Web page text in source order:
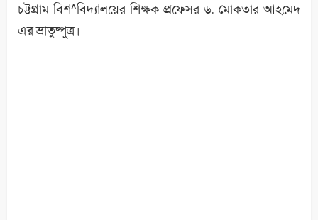
চট্টগ্রাম বিশ^বিদ্যালয়ের শিক্ষক প্রফেসর ড. মোকতার আহমেদ
এর ভ্রাতুষ্পুত্র।